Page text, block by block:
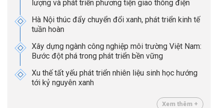
lượng và phát triển phương tiện giao thông điện
Hà Nội thúc đẩy chuyển đổi xanh, phát triển kinh tế
tuần hoàn
Xây dựng ngành công nghiệp môi trường Việt Nam:
Bước đột phá trong phát triển bền vững
Xu thế tất yếu phát triển nhiên liệu sinh học hướng
tới kỷ nguyên xanh
Xem thêm +